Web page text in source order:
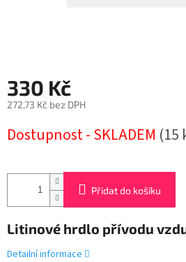
330 Kč
272,73 Kč bez DPH
cena:
Dostupnost - SKLADEM (15
Přidat do košíku
Litinové hrdlo přívodu
Detailní informace